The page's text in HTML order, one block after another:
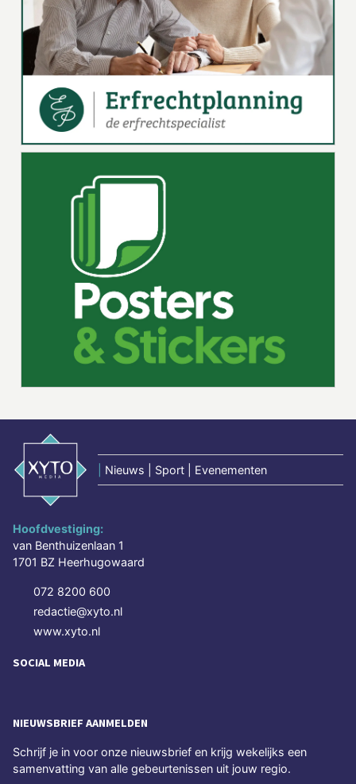
Nieuws | Sport | Evenementen
Hoofdvestiging:
van Benthuizenlaan 1
1701 BZ Heerhugowaard
072 8200 600
redactie@xyto.nl
www.xyto.nl
SOCIAL MEDIA
NIEUWSBRIEF AANMELDEN
Schrijf je in voor onze nieuwsbrief en krijg wekelijks een
samenvatting van alle gebeurtenissen uit jouw regio.